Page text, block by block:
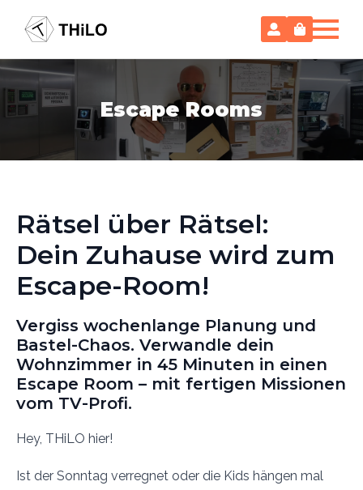
Escape Rooms
Rätsel über Rätsel:
Dein Zuhause wird zum
Escape-Room!
Vergiss wochenlange Planung und
Bastel-Chaos. Verwandle dein
Wohnzimmer in 45 Minuten in einen
Escape Room – mit fertigen Missionen
vom TV-Profi.
Hey, THiLO hier!
Ist der Sonntag verregnet oder die Kids hängen mal